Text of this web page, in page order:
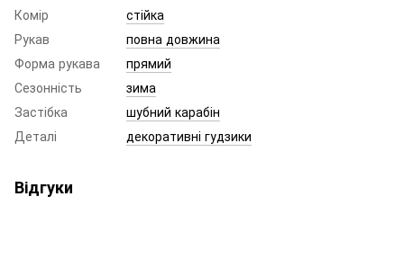
Комір
стійка
Рукав
повна довжина
Форма рукава
прямий
Сезонність
зима
Застібка
шубний карабін
Деталі
декоративні гудзики
Відгуки